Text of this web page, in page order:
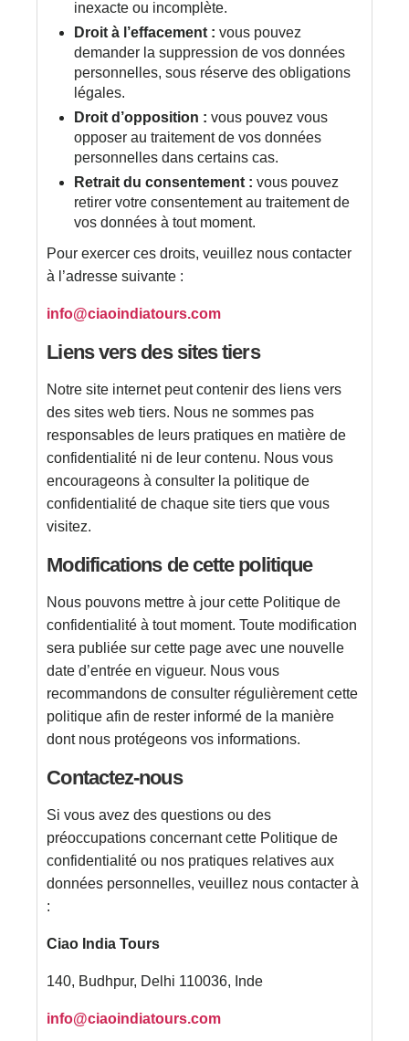
inexacte ou incomplète.
Droit à l’effacement : vous pouvez
demander la suppression de vos données
personnelles, sous réserve des obligations
légales.
Droit d’opposition : vous pouvez vous
opposer au traitement de vos données
personnelles dans certains cas.
Retrait du consentement : vous pouvez
retirer votre consentement au traitement de
vos données à tout moment.
Pour exercer ces droits, veuillez nous contacter
à l’adresse suivante :
info@ciaoindiatours.com
Liens vers des sites tiers
Notre site internet peut contenir des liens vers
des sites web tiers. Nous ne sommes pas
responsables de leurs pratiques en matière de
confidentialité ni de leur contenu. Nous vous
encourageons à consulter la politique de
confidentialité de chaque site tiers que vous
visitez.
Modifications de cette politique
Nous pouvons mettre à jour cette Politique de
confidentialité à tout moment. Toute modification
sera publiée sur cette page avec une nouvelle
date d’entrée en vigueur. Nous vous
recommandons de consulter régulièrement cette
politique afin de rester informé de la manière
dont nous protégeons vos informations.
Contactez-nous
Si vous avez des questions ou des
préoccupations concernant cette Politique de
confidentialité ou nos pratiques relatives aux
données personnelles, veuillez nous contacter à
:
Ciao India Tours
140, Budhpur, Delhi 110036, Inde
info@ciaoindiatours.com